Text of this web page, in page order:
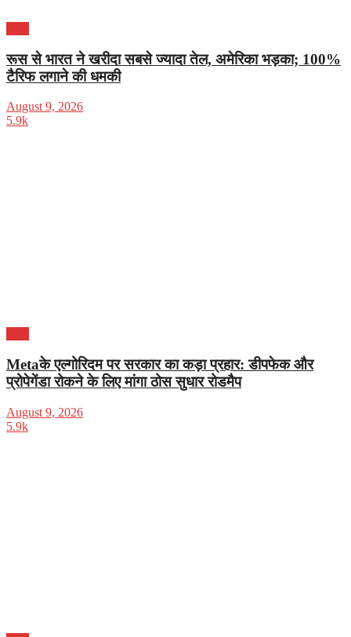
रूस से भारत ने खरीदा सबसे ज्यादा तेल, अमेरिका भड़का; 100%
टैरिफ लगाने की धमकी
August 9, 2026
5.9k
Metaके एल्गोरिदम पर सरकार का कड़ा प्रहार: डीपफेक और
प्रोपेगेंडा रोकने के लिए मांगा ठोस सुधार रोडमैप
August 9, 2026
5.9k